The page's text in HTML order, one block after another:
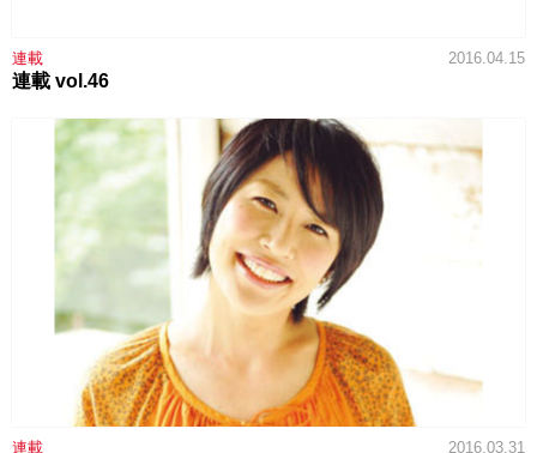
連載 2016.04.15
連載 vol.46
連載 2016.03.31